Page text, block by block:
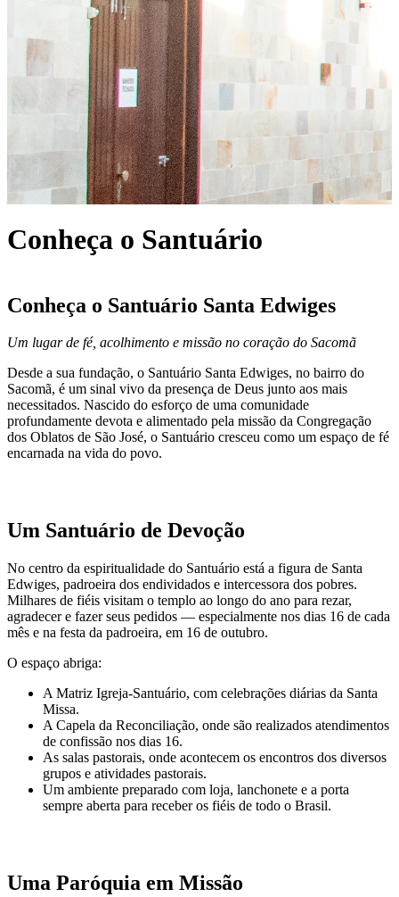
Conheça o Santuário
Conheça o Santuário Santa Edwiges
Um lugar de fé, acolhimento e missão no coração do Sacomã
Desde a sua fundação, o Santuário Santa Edwiges, no bairro do
Sacomã, é um sinal vivo da presença de Deus junto aos mais
necessitados. Nascido do esforço de uma comunidade
profundamente devota e alimentado pela missão da Congregação
dos Oblatos de São José, o Santuário cresceu como um espaço de fé
encarnada na vida do povo.
Um Santuário de Devoção
No centro da espiritualidade do Santuário está a figura de Santa
Edwiges, padroeira dos endividados e intercessora dos pobres.
Milhares de fiéis visitam o templo ao longo do ano para rezar,
agradecer e fazer seus pedidos — especialmente nos dias 16 de cada
mês e na festa da padroeira, em 16 de outubro.
O espaço abriga:
A Matriz Igreja-Santuário, com celebrações diárias da Santa
Missa.
A Capela da Reconciliação, onde são realizados atendimentos
de confissão nos dias 16.
As salas pastorais, onde acontecem os encontros dos diversos
grupos e atividades pastorais.
Um ambiente preparado com loja, lanchonete e a porta
sempre aberta para receber os fiéis de todo o Brasil.
Uma Paróquia em Missão